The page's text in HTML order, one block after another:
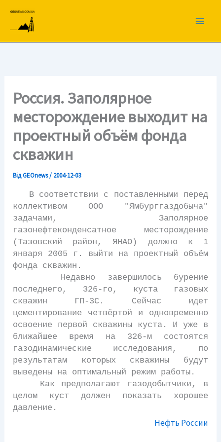
вмісту
Россия. Заполярное
месторождение выходит на
проектный объём фонда
скважин
ВідGEOnews/ 2004-12-03
В соответствии с поставленными перед
коллективом ООО "Ямбурггаздобыча"
задачами, Заполярное
газонефтеконденсатное месторождение
(Тазовский район, ЯНАО) должно к 1
января 2005 г. выйти на проектный объём
фонда скважин.
Недавно завершилось бурение
последнего, 326-го, куста газовых
скважин ГП-3С. Сейчас идет
цементирование четвёртой и одновременно
освоение первой скважины куста. И уже в
ближайшее время на 326-м состоятся
газодинамические исследования, по
результатам которых скважины будут
выведены на оптимальный режим работы.
Как предполагают газодобытчики, в
целом куст должен показать хорошее
давление.
Нефть России